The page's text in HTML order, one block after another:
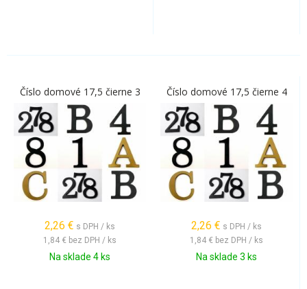
Číslo domové 17,5 čierne 3
2,26 € s DPH / ks
1,84 € bez DPH / ks
Na sklade 4 ks
Číslo domové 17,5 čierne 4
2,26 € s DPH / ks
1,84 € bez DPH / ks
Na sklade 3 ks